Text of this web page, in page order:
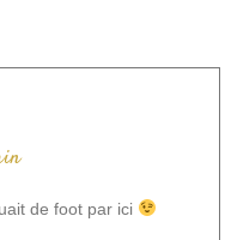
de foot par ici